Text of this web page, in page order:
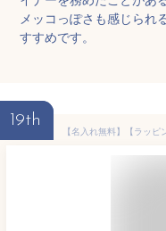
メッコっぽさも感じられ
すすめです。
19th